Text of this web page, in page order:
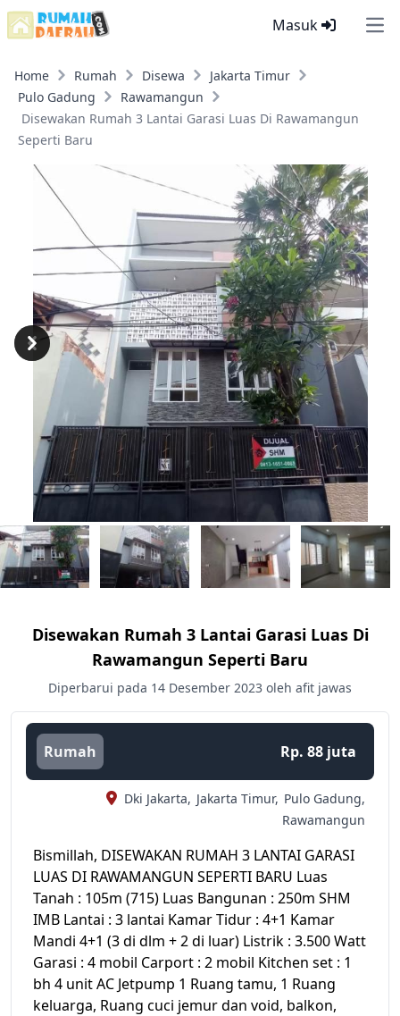
Masuk
Home Rumah Disewa
Jakarta Timur
Pulo Gadung
Rawamangun
Disewakan Rumah 3 Lantai Garasi Luas Di Rawamangun
Seperti Baru
Previous
Next
Disewakan Rumah 3 Lantai Garasi Luas Di
Rawamangun Seperti Baru
Diperbarui pada 14 Desember 2023 oleh afit jawas
Rumah Rp. 88 juta
Dki Jakarta, Jakarta Timur, Pulo Gadung,
Rawamangun
Bismillah, DISEWAKAN RUMAH 3 LANTAI GARASI
LUAS DI RAWAMANGUN SEPERTI BARU Luas
Tanah : 105m (715) Luas Bangunan : 250m SHM
IMB Lantai : 3 lantai Kamar Tidur : 4+1 Kamar
Mandi 4+1 (3 di dlm + 2 di luar) Listrik : 3.500 Watt
Garasi : 4 mobil Carport : 2 mobil Kitchen set : 1
bh 4 unit AC Jetpump 1 Ruang tamu, 1 Ruang
keluarga, Ruang cuci jemur dan void, balkon,